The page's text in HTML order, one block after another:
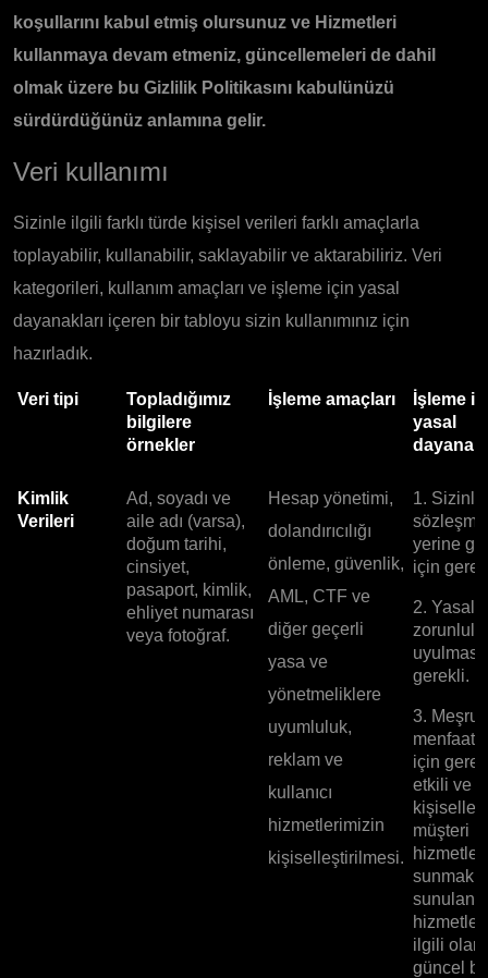
koşullarını kabul etmiş olursunuz ve Hizmetleri
kullanmaya devam etmeniz, güncellemeleri de dahil
olmak üzere bu Gizlilik Politikasını kabulünüzü
sürdürdüğünüz anlamına gelir.
Veri kullanımı
Sizinle ilgili farklı türde kişisel verileri farklı amaçlarla
toplayabilir, kullanabilir, saklayabilir ve aktarabiliriz. Veri
kategorileri, kullanım amaçları ve işleme için yasal
dayanakları içeren bir tabloyu sizin kullanımınız için
hazırladık.
Veri tipi
Topladığımız
bilgilere
örnekler
İşleme amaçları
İşleme
yasal
Kimlik
Verileri
Ad, soyadı ve
aile adı (varsa),
doğum tarihi,
cinsiyet,
pasaport, kimlik,
ehliyet numarası
veya fotoğraf.
Hesap yönetimi,
dolandırıcılığı
önleme, güvenlik,
AML, CTF ve
diğer geçerli
yasa ve
yönetmeliklere
uyumluluk,
reklam ve
kullanıcı
hizmetlerimizin
kişiselleştirilmesi.
1.
yerine
için
2. Yasal
gerekli.
3. Meşru
için
etkili ve
müşteri
hizmetleri
sunmak
sunulan
ilgili
güncel